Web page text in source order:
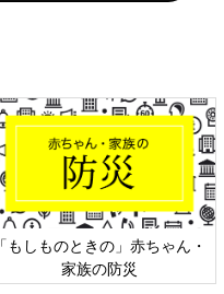
六星占術 細木かおりさんの人生
相談